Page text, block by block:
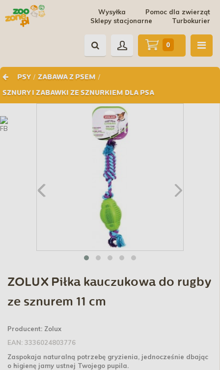
Pomoc dla zwierząt
Wysyłka
Turbokurier
Sklepy stacjonarne
PSY / ZABAWA Z PSEM /
SZNURY I ZABAWKI ZE SZNURKIEM DLA PSA
0
ZOLUX Piłka kauczukowa do rugby
ze sznurem 11 cm
Producent: Zolux
EAN: 3336024803776
Zaspokaja naturalną potrzebę gryzienia, jednocześnie dbając
o higienę jamy ustnej Twojego pupila.